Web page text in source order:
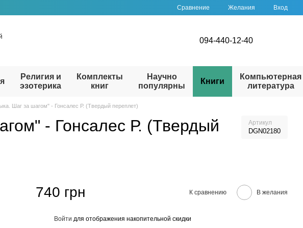
Сравнение Желания Вход
094-440-12-40
Религия и
эзотерика
Комплекты
книг
Научно
популярны
Книги
Компьютерная
литература
Шаг за шагом" - Гонсалес Р. (Твердый переплет)
- Гонсалес Р. (Твердый
Артикул
DGN02180
740 грн К сравнению В желания
Войти для отображения накопительной скидки